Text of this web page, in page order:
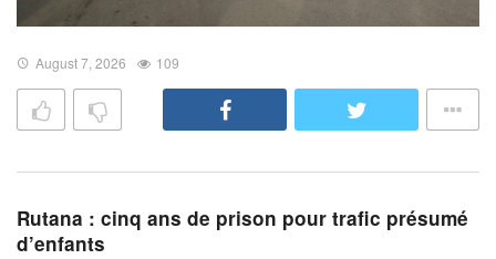
August 7, 2026 109
Rutana : cinq ans de prison pour trafic présumé
d’enfants